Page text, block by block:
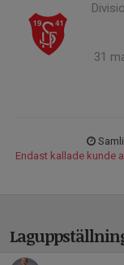
31
Endast kallade kunde